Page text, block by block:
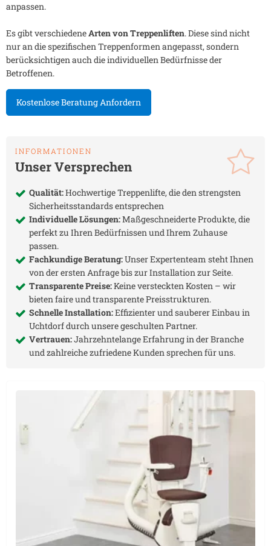
anpassen.
Es gibt verschiedeneArten von Treppenliften. Diese sind nicht
nur an die spezifischen Treppenformen angepasst, sondern
berücksichtigen auch die individuellen Bedürfnisse der
Betroffenen.
Kostenlose Beratung Anfordern
INFORMATIONEN
Unser Versprechen
Qualität:Hochwertige Treppenlifte, die den strengsten
Sicherheitsstandards entsprechen
Individuelle Lösungen:Maßgeschneiderte Produkte, die
perfekt zu Ihren Bedürfnissen und Ihrem Zuhause
passen.
Fachkundige Beratung:Unser Expertenteam steht Ihnen
von der ersten Anfrage bis zur Installation zur Seite.
Transparente Preise:Keine versteckten Kosten – wir
bieten faire und transparente Preisstrukturen.
Schnelle Installation:Effizienter und sauberer Einbau in
Uchtdorfdurch unsere geschulten Partner.
Vertrauen:Jahrzehntelange Erfahrung in der Branche
und zahlreiche zufriedene Kunden sprechen für uns.